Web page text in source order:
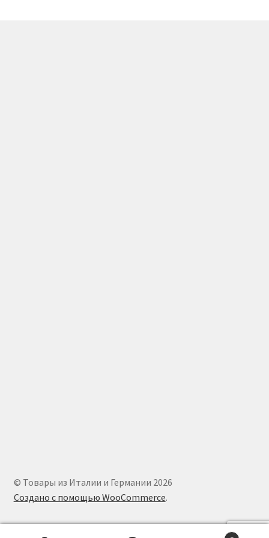
© Товары из Италии и Германии 2026
Создано с помощью WooCommerce.